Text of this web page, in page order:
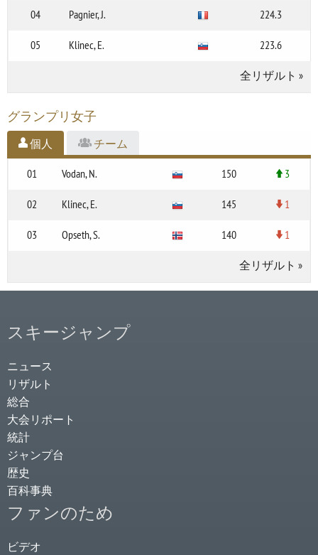
04 Pagnier, J. 224.3
05 Klinec, E. 223.6
全リザルト »
グランプリ女子
個人 チーム
01 Vodan, N. 150 3
02 Klinec, E. 145 1
03 Opseth, S. 140 1
全リザルト »
スキージャンプ
ニュース
リザルト
総合
大会リポート
統計
ジャンプ台
歴史
百科事典
ファンのため
ビデオ